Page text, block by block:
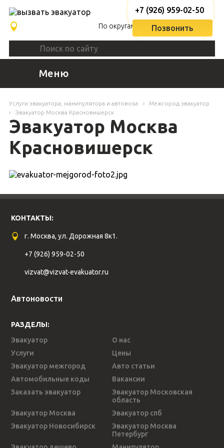
По округам
+7 (926) 959-02-50
Позвонить
Меню
Услуги эвакуатора, манипулятора и автовоза
Межгород эвакуатор
Эвакуатор Москва Красновишерск
Эвакуатор Москва
Красновишерск
КОНТАКТЫ:
г. Москва, ул. Дорожная 8к1.
+7 (926) 959-02-50
vizvat@vizvat-evakuator.ru
Автоновости
РАЗДЕЛЫ:
Эвакуатор
О нас
Услуги
Цены
Эвакуатор межгород
Авто статьи
Автомобильные коды
Вакансии
Заказать эвакуатор
Эвакуатор Московская
область
Эвакуатор Москва
Эвакуатор спб
Эвакуатор Новосибирск
Эвакуатор Москва
Петербург